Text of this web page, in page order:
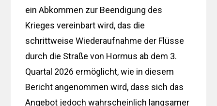
ein Abkommen zur Beendigung des
Krieges vereinbart wird, das die
schrittweise Wiederaufnahme der Flüsse
durch die Straße von Hormus ab dem 3.
Quartal 2026 ermöglicht, wie in diesem
Bericht angenommen wird, dass sich das
Angebot jedoch wahrscheinlich langsamer